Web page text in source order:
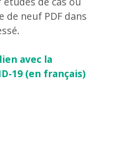
de neuf PDF dans
avec la
19 (en français)